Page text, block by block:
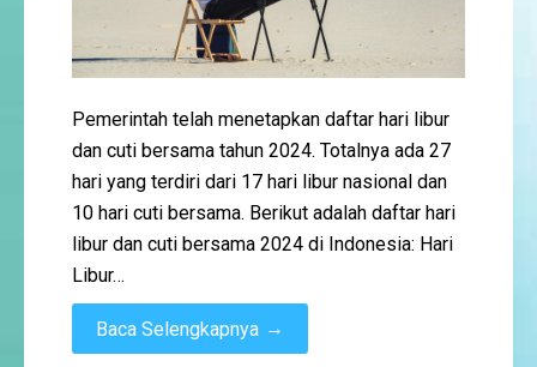
Pemerintah telah menetapkan daftar hari libur
dan cuti bersama tahun 2024. Totalnya ada 27
hari yang terdiri dari 17 hari libur nasional dan
10 hari cuti bersama. Berikut adalah daftar hari
libur dan cuti bersama 2024 di Indonesia: Hari
Libur…
Baca Selengkapnya →